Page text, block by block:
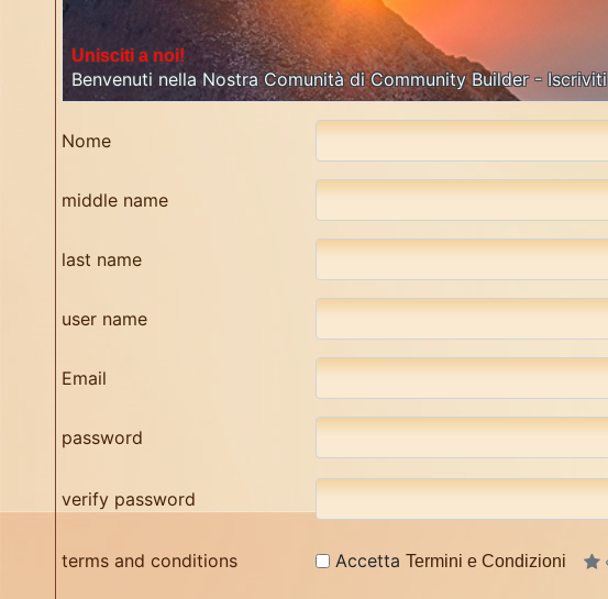
Unisciti a noi!
Benvenuti nella Nostra Comunità di Community Builder - Iscriviti
Nome
middle name
last name
user name
Email
password
verify password
terms and conditions Accetta Termini e Condizioni